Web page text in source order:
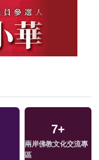
7+
兩岸佛教文化交流專
區